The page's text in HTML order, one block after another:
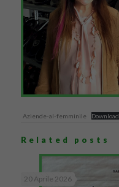
Aziende-al-femminile Download
Related posts
20 Aprile 2026